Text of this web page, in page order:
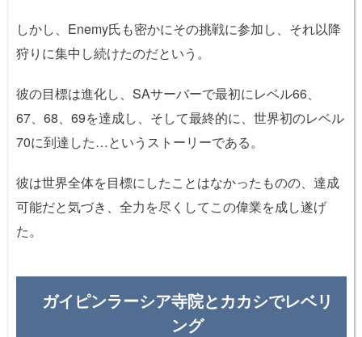
しかし、Enemy氏も密かにその挑戦に参加し、それ以降
狩りに集中し続けたのだという。
彼の目標は進化し、SAサーバーで最初にレベル66、
67、68、69を達成し、そして最終的に、世界初のレベル
70に到達した…というストーリーである。
彼は世界全体を目標にしたことはなかったものの、達成
可能だと気づき、全力を尽くしてこの偉業を成し遂げ
た。
ガイピンラーシア寺院とカカシでレベリ
ング